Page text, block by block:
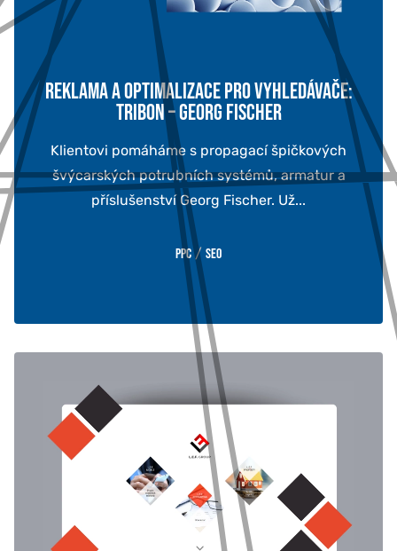
REKLAMA A OPTIMALIZACE PRO VYHLEDÁVAČE:
TRIBON – GEORG FISCHER
Klientovi pomáháme s propagací špičkových
švýcarských potrubních systémů, armatur a
příslušenství Georg Fischer. Už...
PPC / SEO